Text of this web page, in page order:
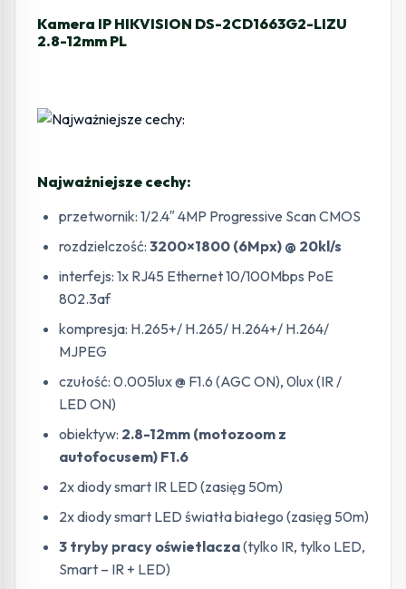
Kamera IP HIKVISION DS-2CD1663G2-LIZU
2.8-12mm PL
Najważniejsze cechy:
przetwornik: 1/2.4″ 4MP Progressive Scan CMOS
rozdzielczość: 3200×1800 (6Mpx) @ 20kl/s
interfejs: 1x RJ45 Ethernet 10/100Mbps PoE
802.3af
kompresja: H.265+/ H.265/ H.264+/ H.264/
MJPEG
czułość: 0.005lux @ F1.6 (AGC ON), 0lux (IR /
LED ON)
obiektyw: 2.8-12mm (motozoom z
autofocusem) F1.6
2x diody smart IR LED (zasięg 50m)
2x diody smart LED światła białego (zasięg 50m)
3 tryby pracy oświetlacza(tylko IR, tylko LED,
Smart – IR + LED)